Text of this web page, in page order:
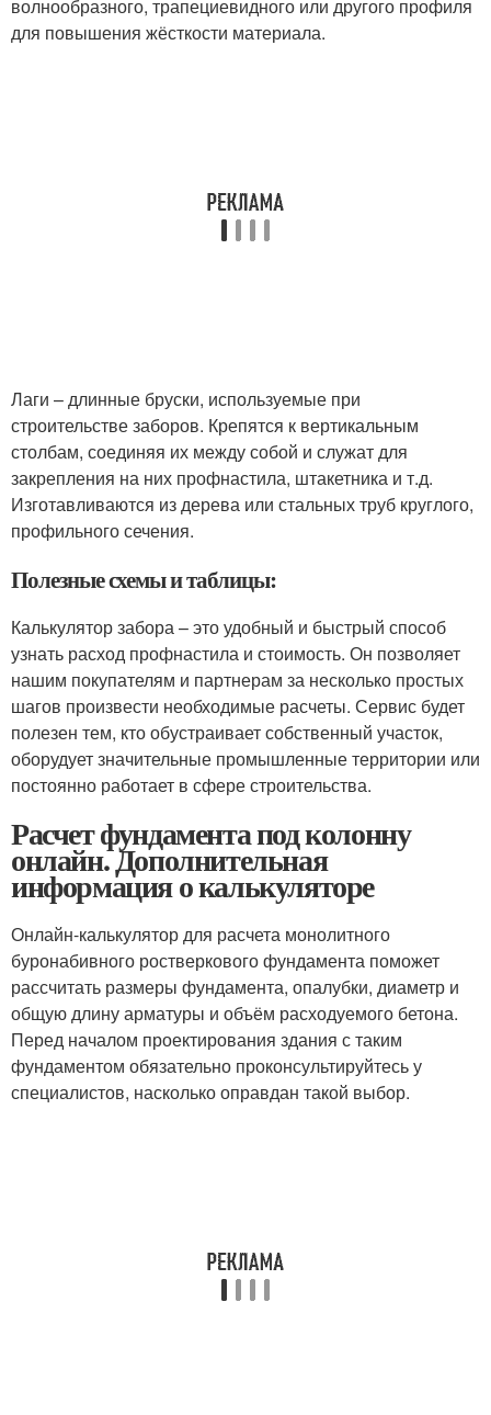
волнообразного, трапециевидного или другого профиля
для повышения жёсткости материала.
Лаги – длинные бруски, используемые при
строительстве заборов. Крепятся к вертикальным
столбам, соединяя их между собой и служат для
закрепления на них профнастила, штакетника и т.д.
Изготавливаются из дерева или стальных труб круглого,
профильного сечения.
Полезные схемы и таблицы:
Калькулятор забора – это удобный и быстрый способ
узнать расход профнастила и стоимость. Он позволяет
нашим покупателям и партнерам за несколько простых
шагов произвести необходимые расчеты. Сервис будет
полезен тем, кто обустраивает собственный участок,
оборудует значительные промышленные территории или
постоянно работает в сфере строительства.
Расчет фундамента под колонну
онлайн. Дополнительная
информация о калькуляторе
Онлайн-калькулятор для расчета монолитного
буронабивного ростверкового фундамента поможет
рассчитать размеры фундамента, опалубки, диаметр и
общую длину арматуры и объём расходуемого бетона.
Перед началом проектирования здания с таким
фундаментом обязательно проконсультируйтесь у
специалистов, насколько оправдан такой выбор.